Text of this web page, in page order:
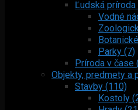
Ľudská príroda
Vodné
Parky (7)
Príroda v čase
Objekty, predmety a
Stavby (110)
Kostoly